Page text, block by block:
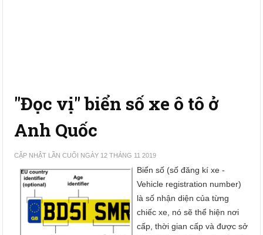
"Đọc vị" biển số xe ô tô ở
Anh Quốc
CẬP NHẬT LẦN CUỐI NGÀY 12 THÁNG 11 2019
Biển số (số đăng kí xe -
Vehicle registration number)
là số nhận diện của từng
chiếc xe, nó sẽ thể hiện nơi
cấp, thời gian cấp và được sở